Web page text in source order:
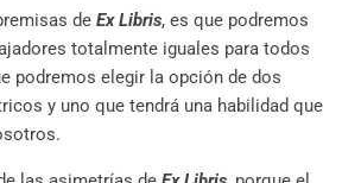
de Ex Libris, es que podremos
totalmente iguales para todos
podremos elegir la opción de dos
y uno que tendrá una habilidad que